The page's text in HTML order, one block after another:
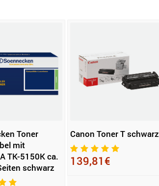
Toner
mit
TK-5150K ca.
schwarz
Canon Toner T schwarz
139,81€